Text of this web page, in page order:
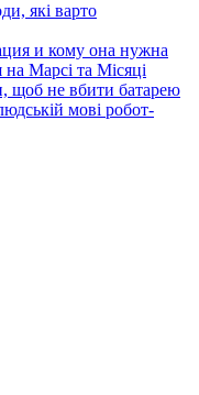
які варто
и кому она нужна
Марсі та Місяці
щоб не вбити батарею
мові робот-